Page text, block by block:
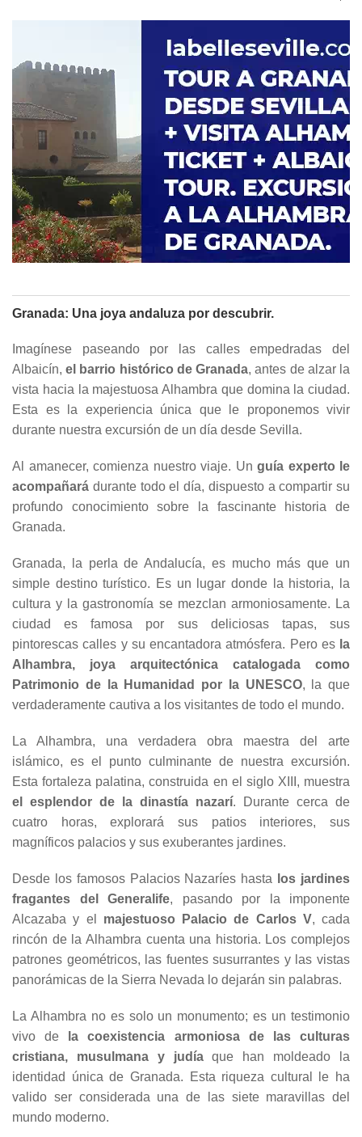
Granada: Una joya andaluza por descubrir.
Imagínese paseando por las calles empedradas del
Albaicín,el barrio histórico de Granada, antes de alzar la
vista hacia la majestuosa Alhambra que domina la ciudad.
Esta es la experiencia única que le proponemos vivir
durante nuestra excursión de un día desde Sevilla.
Al amanecer, comienza nuestro viaje. Un guía experto le
acompañará durante todo el día, dispuesto a compartir su
profundo conocimiento sobre la fascinante historia de
Granada.
Granada, la perla de Andalucía, es mucho más que un
simple destino turístico. Es un lugar donde la historia, la
cultura y la gastronomía se mezclan armoniosamente. La
ciudad es famosa por sus deliciosas tapas, sus
pintorescas calles y su encantadora atmósfera. Pero es la
Alhambra, joya arquitectónica catalogada como
Patrimonio de la Humanidad por la UNESCO, la que
verdaderamente cautiva a los visitantes de todo el mundo.
La Alhambra, una verdadera obra maestra del arte
islámico, es el punto culminante de nuestra excursión.
Esta fortaleza palatina, construida en el siglo XIII, muestra
el esplendor de la dinastía nazarí. Durante cerca de
cuatro horas, explorará sus patios interiores, sus
magníficos palacios y sus exuberantes jardines.
Desde los famosos Palacios Nazaríes hasta
los jardines
fragantes del Generalife, pasando por la imponente
Alcazaba y el majestuoso Palacio de Carlos V, cada
rincón de la Alhambra cuenta una historia. Los complejos
patrones geométricos, las fuentes susurrantes y las vistas
panorámicas de la Sierra Nevada lo dejarán sin palabras.
La Alhambra no es solo un monumento; es un testimonio
vivo de
la coexistencia armoniosa de las culturas
cristiana, musulmana y judíaque han moldeado la
identidad única de Granada. Esta riqueza cultural le ha
valido ser considerada una de las siete maravillas del
mundo moderno.